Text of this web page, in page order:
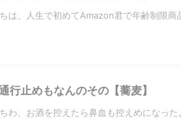
は、人生で初めてAmazon君で年齢制限
行止めもなんのその【蕎麦】
わ、お酒を控えたら鼻血も控えめになっ